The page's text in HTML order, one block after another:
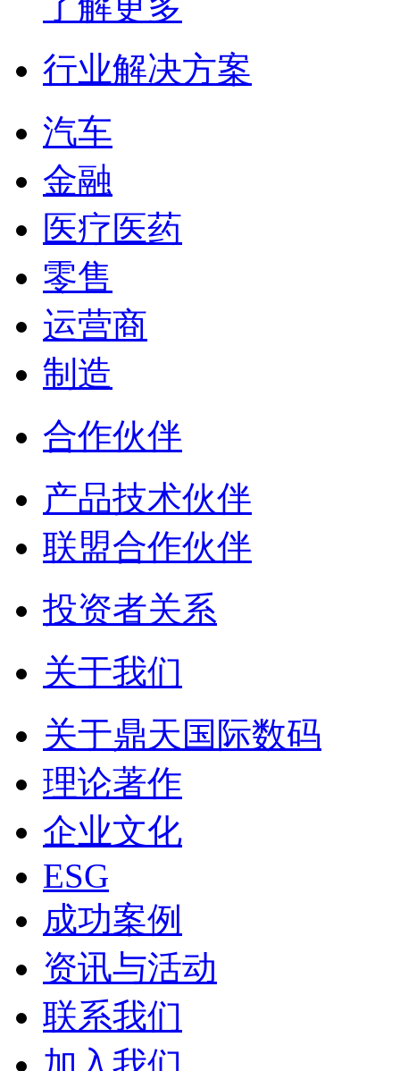
行业解决方案
汽车
金融
医疗医药
零售
运营商
制造
合作伙伴
产品技术伙伴
联盟合作伙伴
投资者关系
关于我们
关于鼎天国际数码
理论著作
企业文化
ESG
成功案例
资讯与活动
联系我们